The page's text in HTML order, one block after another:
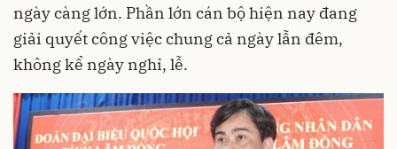
ngày càng lớn. Phần lớn cán bộ hiện nay đang
giải quyết công việc chung cả ngày lẫn đêm,
không kể ngày nghỉ, lễ.